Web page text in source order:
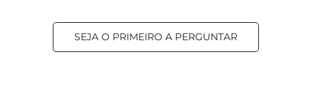
SEJA O PRIMEIRO A PERGUNTAR